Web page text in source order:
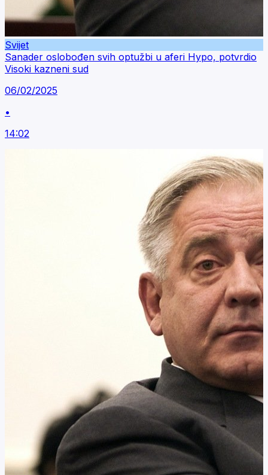
Svijet
Sanader oslobođen svih optužbi u aferi Hypo, potvrdio
Visoki kazneni sud
06/02/2025
•
14:02